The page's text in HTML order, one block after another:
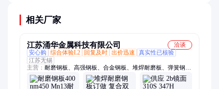
相关厂家
江苏涌华金属科技有限公司
洽谈
安心购
综合体验L2 回复及时 出价迅速
真实性已核验
江苏无锡
主营： 耐磨钢板、高强钢板、合金钢板、堆焊耐磨板、弹簧钢
板、容器钢板、锅炉钢管、厚壁钢管、精密钢管、合金钢管、防
弹钢板、小口径精密钢管